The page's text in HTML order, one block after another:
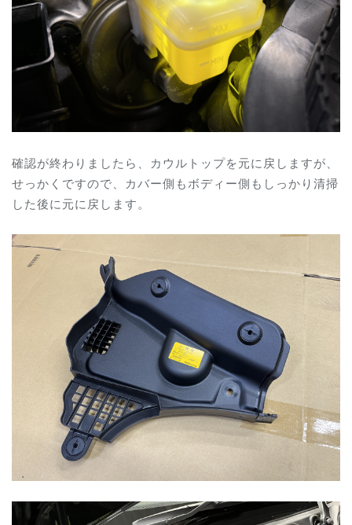
確認が終わりましたら、カウルトップを元に戻しますが、
せっかくですので、カバー側もボディー側もしっかり清掃
した後に元に戻します。